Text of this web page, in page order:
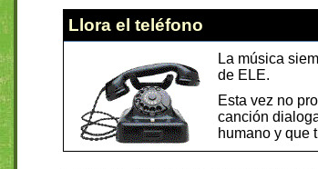
Llora el teléfono
La música
de ELE.
Esta vez no
canción
humano y que